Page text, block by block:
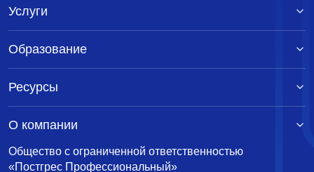
Общество с ограниченной ответственностью
«Постгрес Профессиональный»
Услуги
Образование
Ресурсы
О компании